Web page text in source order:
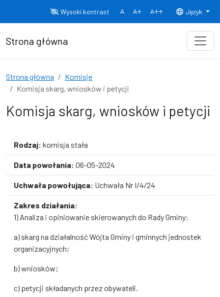
Wysoki kontrast
Normalny rozmiar czcionki
Rozmiar czcionki 150% Rozmiar
Język
Strona główna
Strona główna
Komisje
Komisja skarg, wniosków i petycji
Komisja skarg, wniosków i petycji
Rodzaj: komisja stała
Data powołania: 06-05-2024
Uchwała powołująca: Uchwała Nr I/4/24
Zakres działania:
1) Analiza i opiniowanie skierowanych do Rady Gminy:
a) skarg na działalność Wójta Gminy i gminnych jednostek
organizacyjnych;
b) wniosków;
c) petycji składanych przez obywateli.